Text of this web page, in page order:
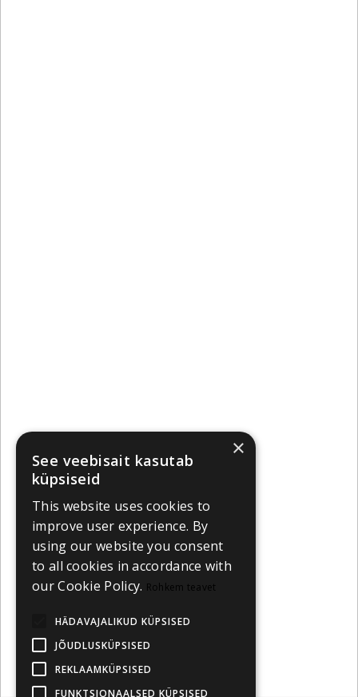
×
See veebisait kasutab
küpsiseid
This website uses cookies to
improve user experience. By
using our website you consent
to all cookies in accordance with
our Cookie Policy. Rohkem teavet
HÄDAVAJALIKUD KÜPSISED
JÕUDLUSKÜPSISED
REKLAAMKÜPSISED
FUNKTSIONAALSED KÜPSISED